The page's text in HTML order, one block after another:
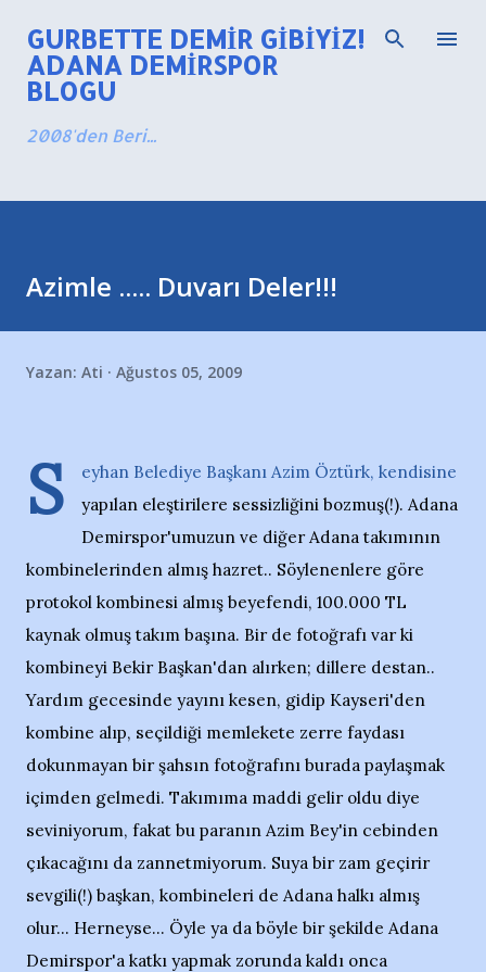
Ana içeriğe atla
GURBETTE DEMIR GIBIYIZ!
ADANA DEMIRSPOR
BLOGU
2008'den Beri...
Azimle ..... Duvarı Deler!!!
Yazan: Ati Ağustos 05, 2009
S
eyhan Belediye Başkanı Azim Öztürk, kendisine
yapılan eleştirilere sessizliğini bozmuş(!). Adana
Demirspor'umuzun ve diğer Adana takımının
kombinelerinden almış hazret.. Söylenenlere göre
protokol kombinesi almış beyefendi, 100.000 TL
kaynak olmuş takım başına. Bir de fotoğrafı var ki
kombineyi Bekir Başkan'dan alırken; dillere destan..
Yardım gecesinde yayını kesen, gidip Kayseri'den
kombine alıp, seçildiği memlekete zerre faydası
dokunmayan bir şahsın fotoğrafını burada paylaşmak
içimden gelmedi. Takımıma maddi gelir oldu diye
seviniyorum, fakat bu paranın Azim Bey'in cebinden
çıkacağını da zannetmiyorum. Suya bir zam geçirir
sevgili(!) başkan, kombineleri de Adana halkı almış
olur... Herneyse... Öyle ya da böyle bir şekilde Adana
Demirspor'a katkı yapmak zorunda kaldı onca